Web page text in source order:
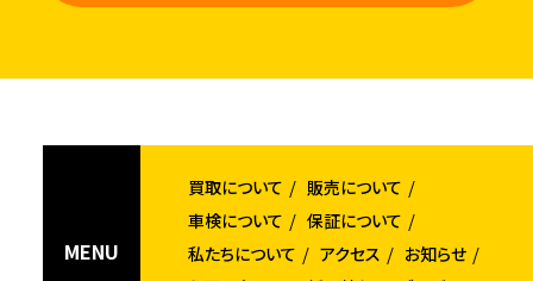
MENU
買取について
販売について
車検について
保証について
私たちについて
アクセス
お知らせ